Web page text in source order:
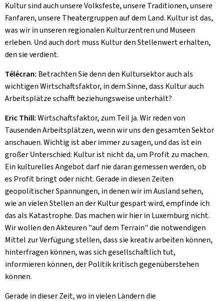
Kultur sind auch unsere Volksfeste, unsere Traditionen, unsere
Fanfaren, unsere Theatergruppen auf dem Land. Kultur ist das,
was wir in unseren regionalen Kulturzentren und Museen
erleben. Und auch dort muss Kultur den Stellenwert erhalten,
den sie verdient.
Télécran: Betrachten Sie denn den Kultursektor auch als
wichtigen Wirtschaftsfaktor, in dem Sinne, dass Kultur auch
Arbeitsplätze schafft beziehungsweise unterhält?
Eric Thill:Wirtschaftsfaktor, zum Teil ja. Wir reden von
Tausenden Arbeitsplätzen, wenn wir uns den gesamten Sektor
anschauen. Wichtig ist aber immer zu sagen, und das ist ein
großer Unterschied: Kultur ist nicht da, um Profit zu machen.
Ein kulturelles Angebot darf nie daran gemessen werden, ob
es Profit bringt oder nicht. Gerade in diesen Zeiten
geopolitischer Spannungen, in denen wir im Ausland sehen,
wie an vielen Stellen an der Kultur gespart wird, empfinde ich
das als Katastrophe. Das machen wir hier in Luxemburg nicht.
Wir wollen den Akteuren "auf dem Terrain" die notwendigen
Mittel zur Verfügung stellen, dass sie kreativ arbeiten können,
hinterfragen können, was sich gesellschaftlich tut,
informieren können, der Politik kritisch gegenüberstehen
können.
Gerade in dieser Zeit, wo in vielen Ländern die